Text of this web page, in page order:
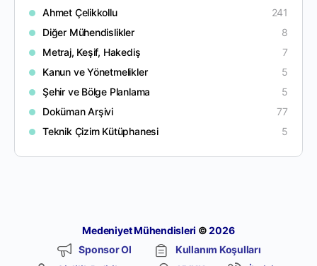
Ahmet Çelikkollu
241
Diğer Mühendislikler
8
Metraj, Keşif, Hakediş
7
Kanun ve Yönetmelikler
5
Şehir ve Bölge Planlama
5
Doküman Arşivi
77
Teknik Çizim Kütüphanesi
5
Medeniyet Mühendisleri © 2026
Sponsor Ol
Kullanım Koşulları